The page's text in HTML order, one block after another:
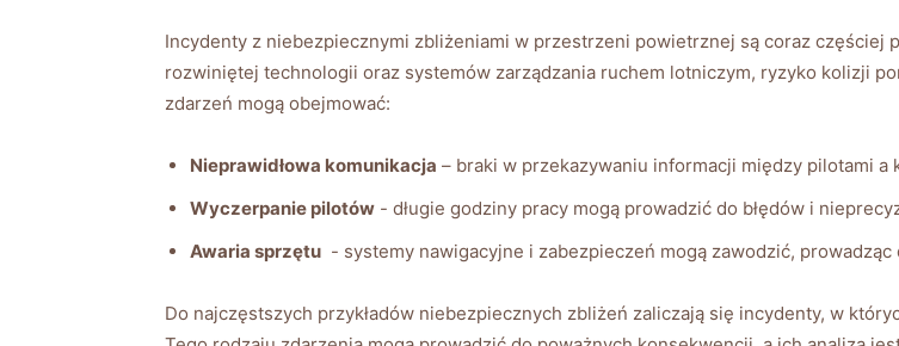
Incydenty⁣ z niebezpiecznymi zbliżeniami w przestrzeni ​powietrznej są coraz częściej
rozwiniętej technologii​ oraz systemów‍ zarządzania ruchem lotniczym, ryzyko kolizji
zdarzeń mogą obejmować:
Nieprawidłowa komunikacja – braki w ⁤przekazywaniu informacji między pilotami
Wyczerpanie pilotów ⁣-‌ długie godziny pracy mogą prowadzić do błędów i⁣
Awaria sprzętu
-‌ systemy nawigacyjne i zabezpieczeń mogą‌ zawodzić,
Do najczęstszych przykładów niebezpiecznych zbliżeń zaliczają ‍się incydenty, w